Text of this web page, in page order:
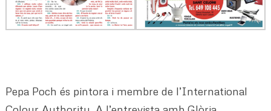
Pepa Poch és pintora i membre de l’International